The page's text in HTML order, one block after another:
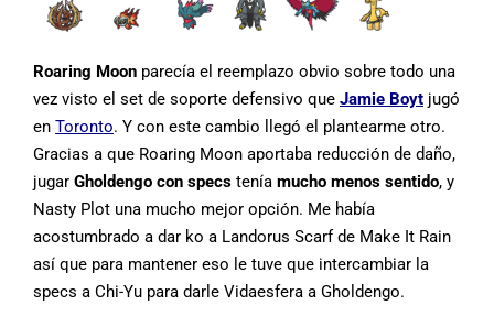
Roaring Moon parecía el reemplazo obvio sobre todo una
vez visto el set de soporte defensivo que Jamie Boyt jugó
en Toronto. Y con este cambio llegó el plantearme otro.
Gracias a que Roaring Moon aportaba reducción de daño,
jugar Gholdengo con specs tenía mucho menos sentido, y
Nasty Plot una mucho mejor opción. Me había
acostumbrado a dar ko a Landorus Scarf de Make It Rain
así que para mantener eso le tuve que intercambiar la
specs a Chi-Yu para darle Vidaesfera a Gholdengo.